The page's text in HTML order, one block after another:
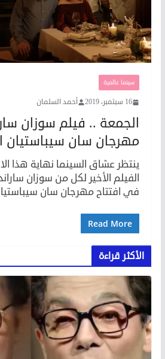
سينما عالمية
16 سبتمبر، 2019 أحمد السلمان
الجمعة .. فيلم سوزان
مهرجان سان سيباستيان
ينتظر عشاق السينما نهاية هذا
الفيلم الأخير لكل من سوزان
في افتتاح مهرجان سان
Read More
الأكثر قراءة